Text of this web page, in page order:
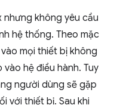
không yêu cầu
hệ thống. Theo mặc
mọi thiết bị không
hệ điều hành. Tuy
người dùng sẽ gặp
với thiết bị. Sau khi